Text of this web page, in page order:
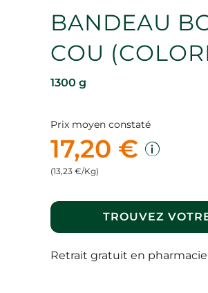
BANDEAU
COU
1300 g
Prix moyen constaté
17,20 €
(13,23 €/Kg)
TROUVEZ
Retrait gratuit en pharmacie